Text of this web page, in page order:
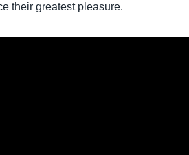
their greatest pleasure.